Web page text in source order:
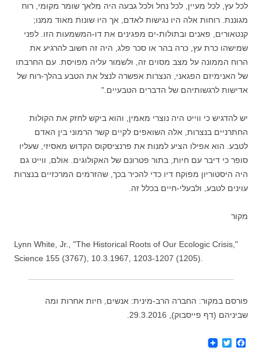
לכל עץ, לכל מעיין, לכל נחל ולכל גבעה היה מלאך שומר מקומי, רוח
מגוננת. רוחות אלה היו נגישות לאדם, אך היו שונות מאוד ממנו;
קנטאורים, פאנים ובתולות-ים מפגינים את דו-המשמעות הזו. לפני
שמישהו כרת עץ, כרה בהר או סכר פלג, היה זה חשוב להרגיע את
הרוח הממונה על מצב מסוים זה, ולשמור עליה מפויסת. עם החרבתו
של האנימיזם הפגאני, הנצרות אפשרה לנצל את הטבע בהלך-רוח של
אדישות לרגשותיהם של הדברים הטבעיים."
יש להדגיש כי ווייט היה נוצרי מאמין, והוא ביקש לחזק את הקולות
החתרניים בנצרות, אלה השואפים לקיים קשר הרמוני בין האדם
לטבע. הוא אפילו הציע למנות את פרנציסקוס הקדוש מאסיזי, שעליו
סופר כי דיבר עם חיות, בתור פטרונם של האקולוגים. אולם, ווייט גם
היה היסטוריון מפוקח דיו כדי להכיר בכך, שהזרמים המרכזיים בנצרות
עוינים לטבע, ולבעלי-חיים בכלל זה.
מקור
Lynn White, Jr., "The Historical Roots of Our Ecologic Crisis,"
Science 155 (3767), 10.3.1967, 1203-1207 (1205).
פורסם במקור: החברה הרב-מינית: אנשים, חיות אחרות ומה
שביניהם (דף פייסבוק), 29.3.2016.
F
T